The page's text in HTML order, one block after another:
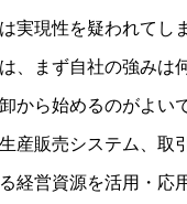
実現性を疑われてし
、まず自社の強みは
から始めるのがよい
産販売システム、取
経営資源を活用・応